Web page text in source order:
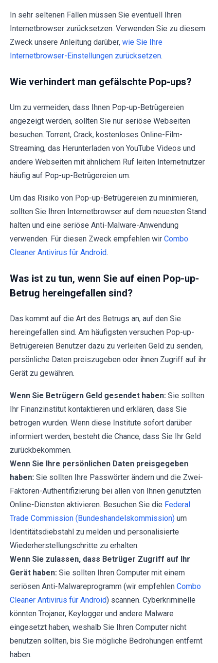
In sehr seltenen Fällen müssen Sie eventuell Ihren
Internetbrowser zurücksetzen. Verwenden Sie zu diesem
Zweck unsere Anleitung darüber, wie Sie Ihre
Internetbrowser-Einstellungen zurücksetzen.
Wie verhindert man gefälschte Pop-ups?
Um zu vermeiden, dass Ihnen Pop-up-Betrügereien
angezeigt werden, sollten Sie nur seriöse Webseiten
besuchen. Torrent, Crack, kostenloses Online-Film-
Streaming, das Herunterladen von YouTube Videos und
andere Webseiten mit ähnlichem Ruf leiten Internetnutzer
häufig auf Pop-up-Betrügereien um.
Um das Risiko von Pop-up-Betrügereien zu minimieren,
sollten Sie Ihren Internetbrowser auf dem neuesten Stand
halten und eine seriöse Anti-Malware-Anwendung
verwenden. Für diesen Zweck empfehlen wir Combo
Cleaner Antivirus für Android.
Was ist zu tun, wenn Sie auf einen Pop-up-
Betrug hereingefallen sind?
Das kommt auf die Art des Betrugs an, auf den Sie
hereingefallen sind. Am häufigsten versuchen Pop-up-
Betrügereien Benutzer dazu zu verleiten Geld zu senden,
persönliche Daten preiszugeben oder ihnen Zugriff auf ihr
Gerät zu gewähren.
Wenn Sie Betrügern Geld gesendet haben: Sie sollten
Ihr Finanzinstitut kontaktieren und erklären, dass Sie
betrogen wurden. Wenn diese Institute sofort darüber
informiert werden, besteht die Chance, dass Sie Ihr Geld
zurückbekommen.
Wenn Sie Ihre persönlichen Daten preisgegeben
haben: Sie sollten Ihre Passwörter ändern und die Zwei-
Faktoren-Authentifizierung bei allen von Ihnen genutzten
Online-Diensten aktivieren. Besuchen Sie die Federal
Trade Commission (Bundeshandelskommission) um
Identitätsdiebstahl zu melden und personalisierte
Wiederherstellungschritte zu erhalten.
Wenn Sie zulassen, dass Betrüger Zugriff auf Ihr
Gerät haben: Sie sollten Ihren Computer mit einem
seriösen Anti-Malwareprogramm (wir empfehlen Combo
Cleaner Antivirus für Android) scannen. Cyberkriminelle
könnten Trojaner, Keylogger und andere Malware
eingesetzt haben, weshalb Sie Ihren Computer nicht
benutzen sollten, bis Sie mögliche Bedrohungen entfernt
haben.